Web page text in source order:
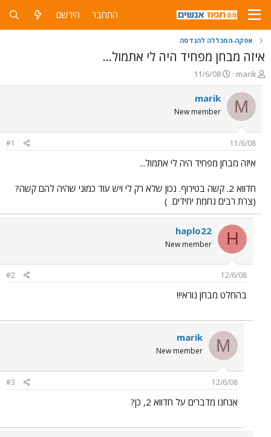
התחבר הירשם
אפקה-המכללה להנדסה
איזה מבחן מפחיד היה לי אתמול...
פ
ו
ת
ח
ה
ש
א
marik
פ
ו
ר
ם
ר
י
11/6/08
M
marik
New member
11/6/08
#1
איזה מבחן מפחיד היה לי אתמול...
חדווא 2. קשה בטירוף. נכון שלא רק לי ויש עוד כמוני שהיה להם קשה?
(צרת רבים נחמת יחידים )
H
haplo22
New member
12/6/08
#2
בהחלט מבחן נוראי!!
M
marik
New member
12/6/08
#3
אנחנו מדברים על חדווא 2, כן?